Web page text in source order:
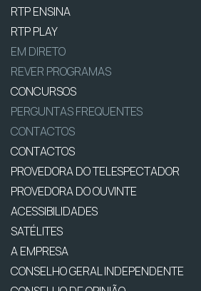
RTP ENSINA
RTP PLAY
EM DIRETO
REVER PROGRAMAS
CONCURSOS
PERGUNTAS FREQUENTES
CONTACTOS
CONTACTOS
PROVEDORA DO TELESPECTADOR
PROVEDORA DO OUVINTE
ACESSIBILIDADES
SATÉLITES
A EMPRESA
CONSELHO GERAL INDEPENDENTE